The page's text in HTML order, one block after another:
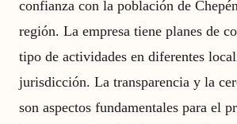
confianza con la población de
región. La empresa tiene planes de
tipo de actividades en diferentes
jurisdicción. La transparencia y la
son aspectos fundamentales para el